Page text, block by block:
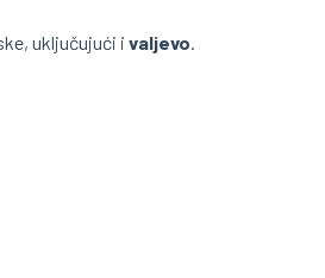
uključujući i valjevo.